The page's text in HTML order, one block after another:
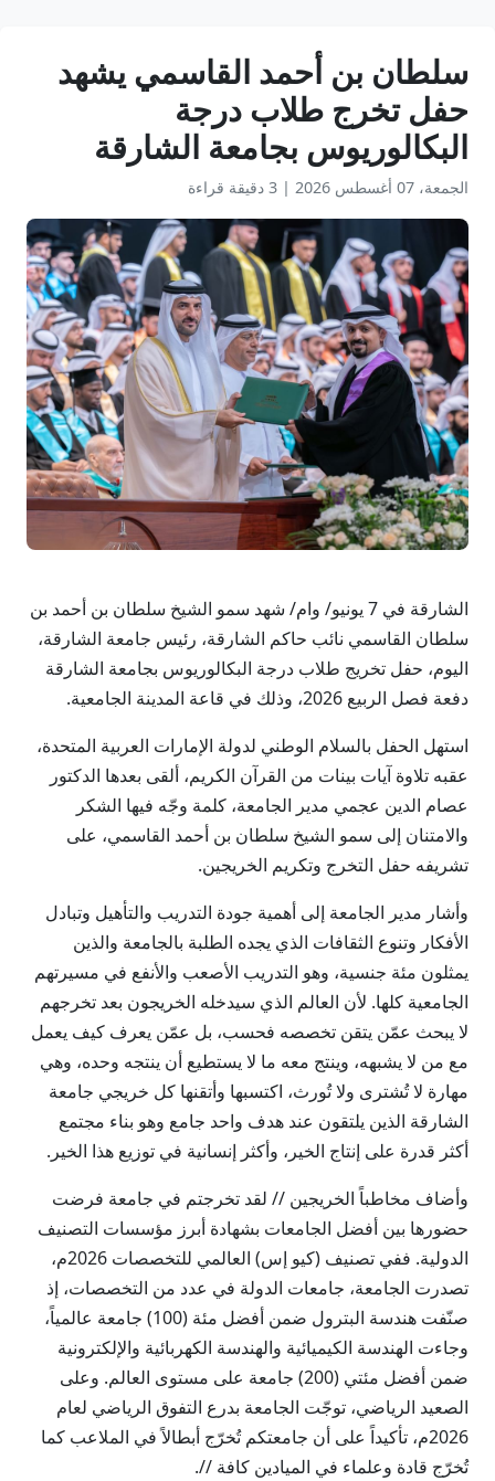
سلطان بن أحمد القاسمي يشهد
حفل تخرج طلاب درجة
البكالوريوس بجامعة الشارقة
الجمعة، 07 أغسطس 2026 | 3 دقيقة قراءة
الشارقة في 7 يونيو/ وام/ شهد سمو الشيخ سلطان بن أحمد بن
سلطان القاسمي نائب حاكم الشارقة، رئيس جامعة الشارقة،
اليوم، حفل تخريج طلاب درجة البكالوريوس بجامعة الشارقة
دفعة فصل الربيع 2026، وذلك في قاعة المدينة الجامعية.
استهل الحفل بالسلام الوطني لدولة الإمارات العربية المتحدة،
عقبه تلاوة آيات بينات من القرآن الكريم، ألقى بعدها الدكتور
عصام الدين عجمي مدير الجامعة، كلمة وجّه فيها الشكر
والامتنان إلى سمو الشيخ سلطان بن أحمد القاسمي، على
تشريفه حفل التخرج وتكريم الخريجين.
وأشار مدير الجامعة إلى أهمية جودة التدريب والتأهيل وتبادل
الأفكار وتنوع الثقافات الذي يجده الطلبة بالجامعة والذين
يمثلون مئة جنسية، وهو التدريب الأصعب والأنفع في مسيرتهم
الجامعية كلها. لأن العالم الذي سيدخله الخريجون بعد تخرجهم
لا يبحث عمّن يتقن تخصصه فحسب، بل عمّن يعرف كيف يعمل
مع من لا يشبهه، وينتج معه ما لا يستطيع أن ينتجه وحده، وهي
مهارة لا تُشترى ولا تُورث، اكتسبها وأتقنها كل خريجي جامعة
الشارقة الذين يلتقون عند هدف واحد جامع وهو بناء مجتمع
أكثر قدرة على إنتاج الخير، وأكثر إنسانية في توزيع هذا الخير.
وأضاف مخاطباً الخريجين // لقد تخرجتم في جامعة فرضت
حضورها بين أفضل الجامعات بشهادة أبرز مؤسسات التصنيف
الدولية. ففي تصنيف (كيو إس) العالمي للتخصصات 2026م،
تصدرت الجامعة، جامعات الدولة في عدد من التخصصات، إذ
صنّفت هندسة البترول ضمن أفضل مئة (100) جامعة عالمياً،
وجاءت الهندسة الكيميائية والهندسة الكهربائية والإلكترونية
ضمن أفضل مئتي (200) جامعة على مستوى العالم. وعلى
الصعيد الرياضي، توجّت الجامعة بدرع التفوق الرياضي لعام
2026م، تأكيداً على أن جامعتكم تُخرّج أبطالاً في الملاعب كما
تُخرّج قادة وعلماء في الميادين كافة //.